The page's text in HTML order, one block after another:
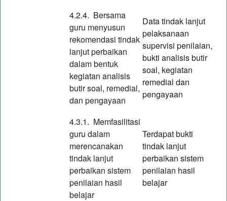
4.2.4. Bersama
guru menyusun
rekomendasi tindak
lanjut perbaikan
dalam bentuk
kegiatan analisis
butir soal, remedial,
dan pengayaan
Data tindak lanjut
pelaksanaan
supervisi penilaian,
bukti analisis butir
soal, kegiatan
remedial dan
pengayaan
4.3.1. Memfasilitasi
guru dalam
merencanakan
tindak lanjut
perbaikan sistem
penilaian hasil
belajar
Terdapat bukti
tindak lanjut
perbaikan sistem
penilaian hasil
belajar